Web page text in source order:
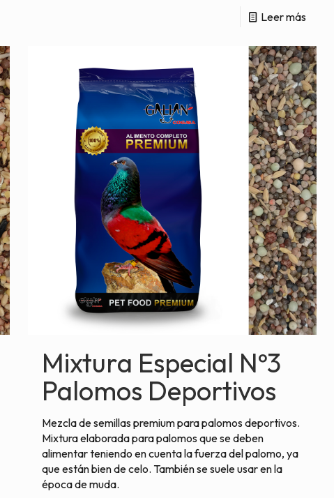
Leer más
Mixtura Especial Nº3
Palomos Deportivos
Mezcla de semillas premium para palomos deportivos.
Mixtura elaborada para palomos que se deben
alimentar teniendo en cuenta la fuerza del palomo, ya
que están bien de celo. También se suele usar en la
época de muda.